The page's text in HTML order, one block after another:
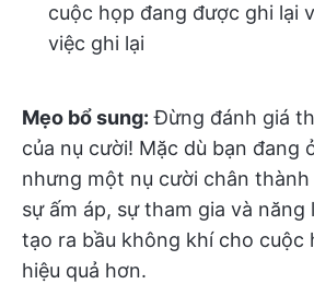
cuộc họp đang được ghi lại
việc ghi lại
Mẹo bổ sung: Đừng đánh giá
của nụ cười! Mặc dù bạn đang
nhưng một nụ cười chân
sự ấm áp, sự tham gia và
tạo ra bầu không khí cho cuộc
hiệu quả hơn.